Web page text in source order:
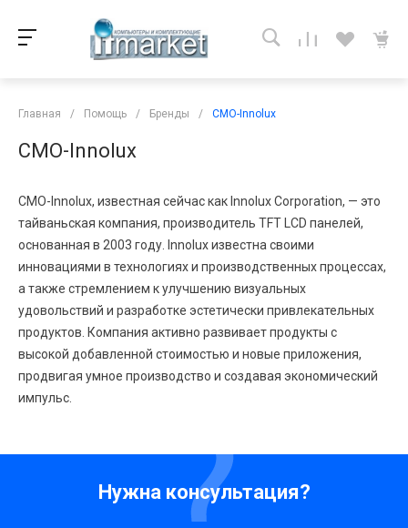
Главная / Помощь / Бренды / CMO-Innolux
CMO-Innolux
CMO-Innolux, известная сейчас как Innolux Corporation, — это
тайваньская компания, производитель TFT LCD панелей,
основанная в 2003 году. Innolux известна своими
инновациями в технологиях и производственных процессах,
а также стремлением к улучшению визуальных
удовольствий и разработке эстетически привлекательных
продуктов. Компания активно развивает продукты с
высокой добавленной стоимостью и новые приложения,
продвигая умное производство и создавая экономический
импульс.
Нужна консультация?